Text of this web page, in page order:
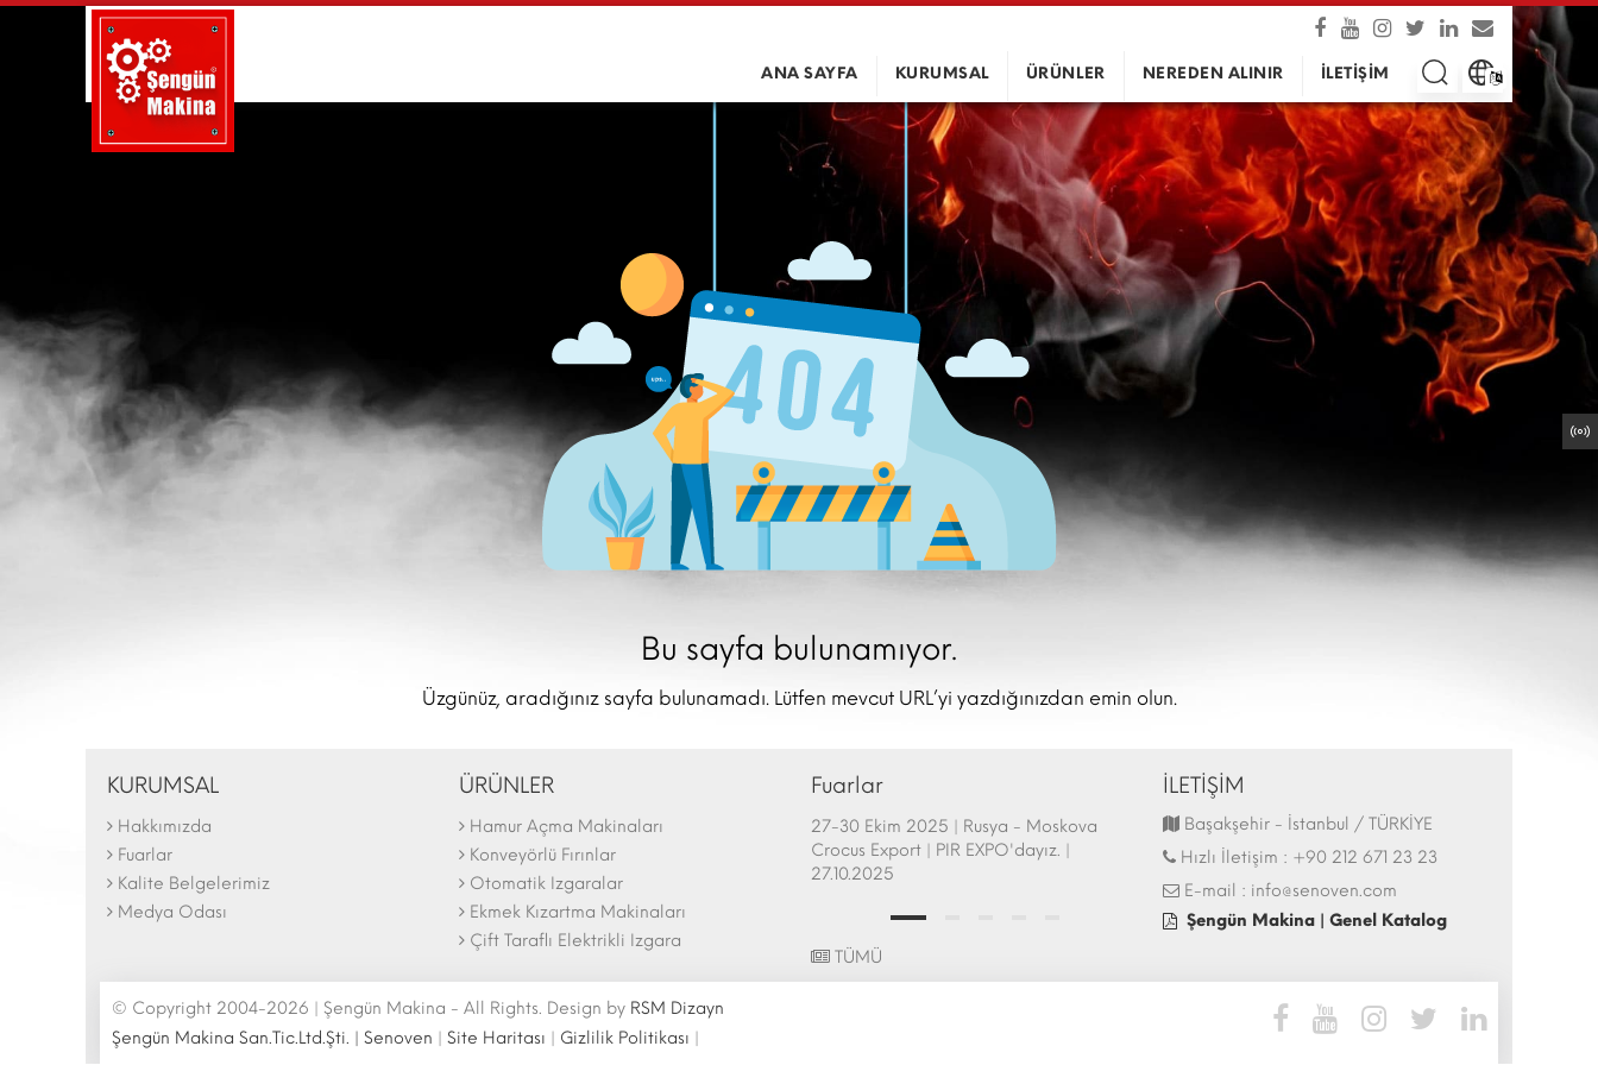
ANA SAYFA KURUMSAL ÜRÜNLER NEREDEN ALINIR İLETİŞİM
Bu sayfa bulunamıyor.
Üzgünüz, aradığınız sayfa bulunamadı. Lütfen mevcut URL’yi yazdığınızdan emin olun.
KURUMSAL
Hakkımızda
Fuarlar
Kalite Belgelerimiz
Medya Odası
ÜRÜNLER
Hamur Açma Makinaları
Konveyörlü Fırınlar
Otomatik Izgaralar
Ekmek Kızartma Makinaları
Çift Taraflı Elektrikli Izgara
Fuarlar
The Nafem Show - Atlanta 26-28 Şubat
2025 Fuarı Katılımı | 26.02.2025
27-30 Ekim 2025 | Rusya - Moskova
Crocus Export | PIR EXPO'dayız. |
27.10.2025
44.İtalya - HostMilano 17-21 Ekim 2025
Fuarı Katılımı | 13.10.2025
TÜMÜ
İLETİŞİM
Başakşehir - İstanbul / TÜRKİYE
Hızlı İletişim : +90 212 671 23 23
E-mail : info@senoven.com
Şengün Makina | Genel Katalog
© Copyright 2004-2026 | Şengün Makina - All Rights. Design by RSM Dizayn
Şengün Makina San.Tic.Ltd.Şti. | Senoven | Site Haritası | Gizlilik Politikası |